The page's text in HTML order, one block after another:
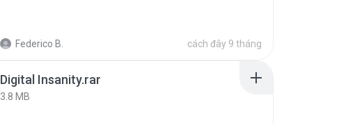
Federico B. cách đây 9 tháng
Digital Insanity.rar
3.8 MB